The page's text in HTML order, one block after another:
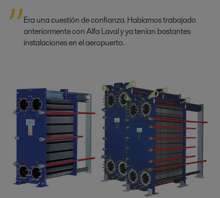
Era una cuestión de confianza. Habíamos trabajado
anteriormente con Alfa Laval y ya tenían bastantes
instalaciones en el aeropuerto.